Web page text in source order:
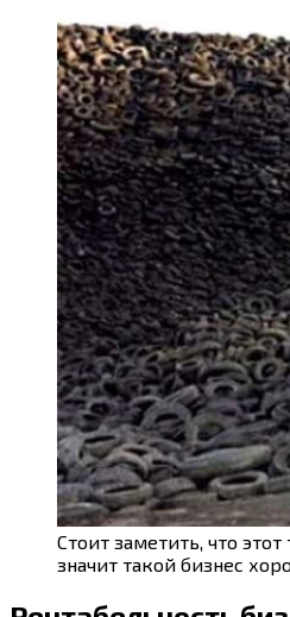
Стоит заметить, что
значит такой бизнес